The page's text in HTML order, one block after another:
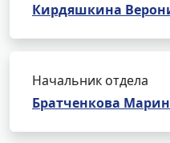
Кирдяшкина
Начальник отдела
Братченкова